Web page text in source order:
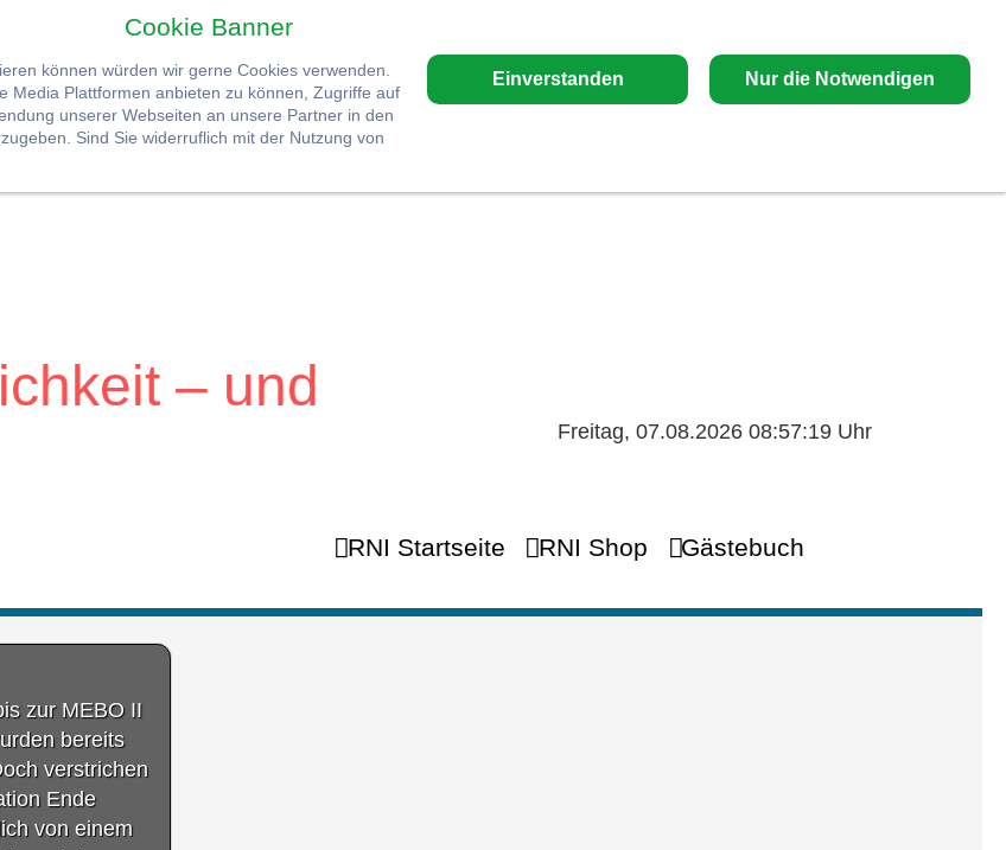
Cookie Banner
können würden wir gerne Cookies verwenden.
Media Plattformen anbieten zu können, Zugriffe auf
unserer Webseiten an unsere Partner in den
Sind Sie widerruflich mit der Nutzung von
Einverstanden Nur die Notwendigen
– und
Freitag, 07.08.2026 08:57:20 Uhr
RNI Startseite RNI Shop Gästebuch
zur MEBO II
bereits
verstrichen
Ende
von einem